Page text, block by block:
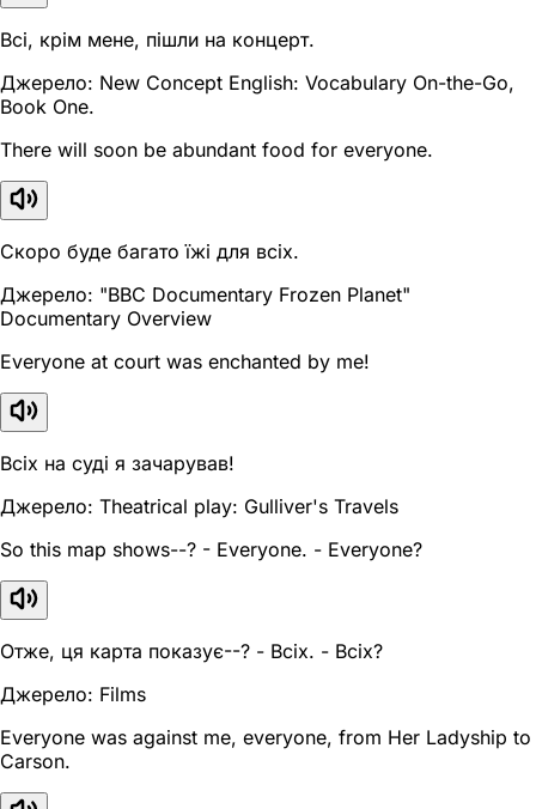
Всі, крім мене, пішли на концерт.
Джерело: New Concept English: Vocabulary On-the-Go,
Book One.
There will soon be abundant food for everyone.
Скоро буде багато їжі для всіх.
Джерело: "BBC Documentary Frozen Planet"
Documentary Overview
Everyone at court was enchanted by me!
Всіх на суді я зачарував!
Джерело: Theatrical play: Gulliver's Travels
So this map shows--? - Everyone. - Everyone?
Отже, ця карта показує--? - Всіх. - Всіх?
Джерело: Films
Everyone was against me, everyone, from Her Ladyship to
Carson.